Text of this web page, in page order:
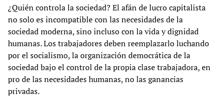
¿Quién controla la sociedad? El afán de lucro capitalista
no solo es incompatible con las necesidades de la
sociedad moderna, sino incluso con la vida y dignidad
humanas. Los trabajadores deben reemplazarlo luchando
por el socialismo, la organización democrática de la
sociedad bajo el control de la propia clase trabajadora, en
pro de las necesidades humanas, no las ganancias
privadas.